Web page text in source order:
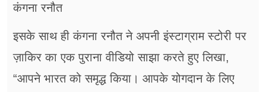
कंगना रनौत
इसके साथ ही कंगना रनौत ने अपनी इंस्टाग्राम स्टोरी पर
ज़ाकिर का एक पुराना वीडियो साझा करते हुए लिखा,
“आपने भारत को समृद्ध किया। आपके योगदान के लिए